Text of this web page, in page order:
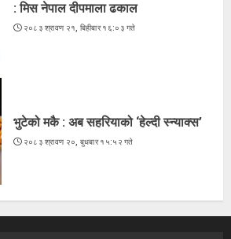
: मिस नेपाल दीपमाला ढकाल
२०८३ श्रावण २१, बिहीबार १६:०३ गते
भुटेको मकै : अब सहरियाको ‘हेल्दी स्न्याक्स’
२०८३ श्रावण २०, बुधबार १५:५२ गते